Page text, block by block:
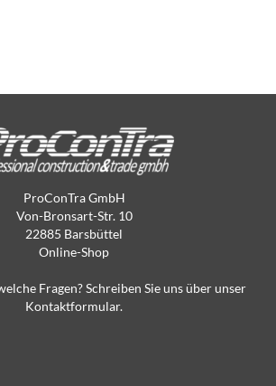
ProConTra GmbH
Von-Bronsart-Str. 10
22885 Barsbüttel
Online-Shop
Fragen? Schreiben Sie uns über unser
Kontaktformular.